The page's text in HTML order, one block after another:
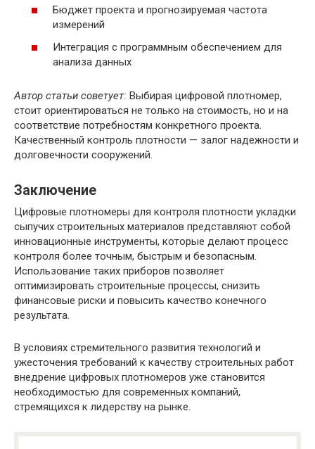
Бюджет проекта и прогнозируемая частота
измерений
Интеграция с программным обеспечением для
анализа данных
Автор статьи советует: Выбирая цифровой плотномер,
стоит ориентироваться не только на стоимость, но и на
соответствие потребностям конкретного проекта.
Качественный контроль плотности — залог надежности и
долговечности сооружений.
Заключение
Цифровые плотномеры для контроля плотности укладки
сыпучих строительных материалов представляют собой
инновационные инструменты, которые делают процесс
контроля более точным, быстрым и безопасным.
Использование таких приборов позволяет
оптимизировать строительные процессы, снизить
финансовые риски и повысить качество конечного
результата.
В условиях стремительного развития технологий и
ужесточения требований к качеству строительных работ
внедрение цифровых плотномеров уже становится
необходимостью для современных компаний,
стремящихся к лидерству на рынке.